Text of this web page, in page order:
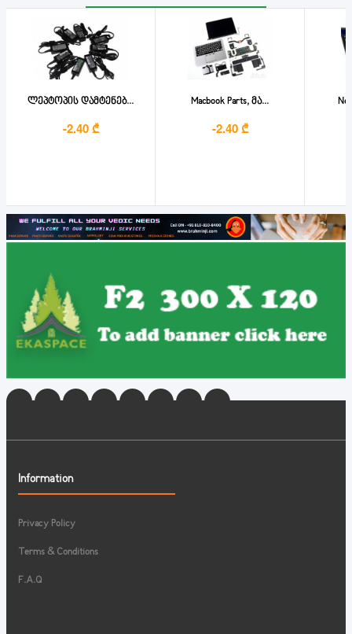
ლეპტოპის დამტენებ...
-2.40 ₾
Macbook Parts, მა...
-2.40 ₾
Information
Privacy Policy
Terms & Conditions
F.A.Q